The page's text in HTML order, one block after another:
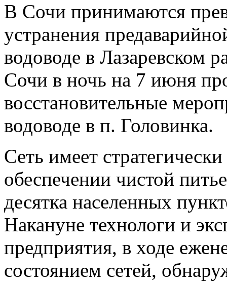
В Сочи принимаются
устранения
водоводе в Лазаревском
Сочи в ночь на 7 июня
восстановительные
водоводе в п. Головинка.
Сеть имеет
обеспечении чистой
десятка населенных
Накануне технологи и
предприятия, в ходе
состоянием сетей,